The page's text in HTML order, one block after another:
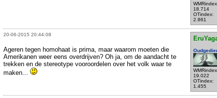
18.714
OTindex:
2.861
20-06-2015 20:44:08
19.022
OTindex:
1.455
Ageren tegen homohaat is prima, maar waarom moeten die
Amerikanen weer eens overdrijven? Oh ja, om de aandacht te
trekken en de stereotype vooroordelen over het volk waar te
maken...